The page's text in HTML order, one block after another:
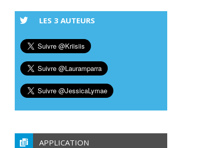
LES 3 AUTEURS
APPLICATION